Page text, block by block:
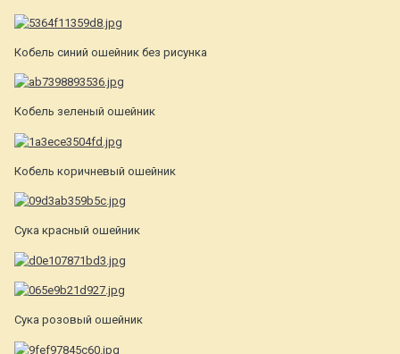
Кобель синий ошейник без рисунка
Кобель зеленый ошейник
Кобель коричневый ошейник
Сука красный ошейник
Сука розовый ошейник